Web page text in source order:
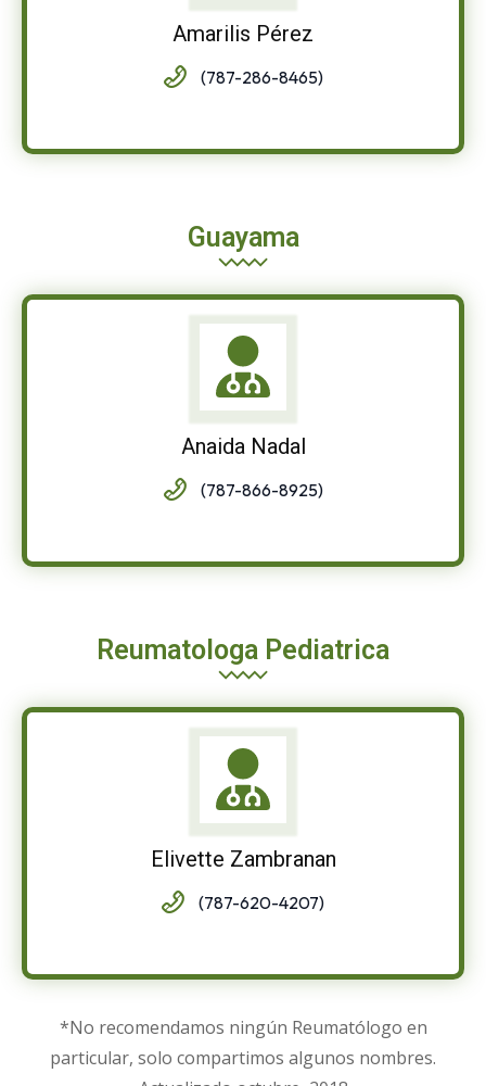
Amarilis Pérez
(787-286-8465)
Guayama
Anaida Nadal
(787-866-8925)
Reumatologa Pediatrica
Elivette Zambranan
(787-620-4207)
*No recomendamos ningún Reumatólogo en
particular, solo compartimos algunos nombres.